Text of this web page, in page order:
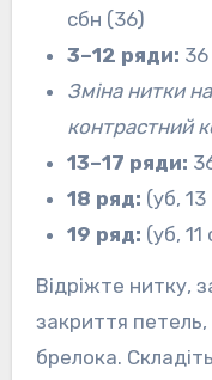
сбн (36)
3–12 ряди:
Зміна нитки
контрастний
13–17 ряди:
18 ряд: (уб,
19 ряд: (уб,
Відріжте нитку,
закриття
брелока.